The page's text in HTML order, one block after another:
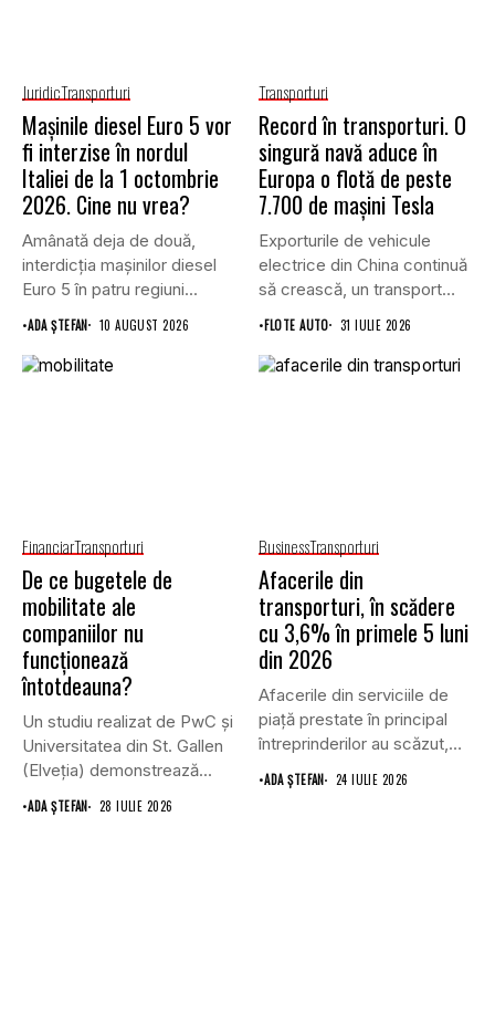
JuridicTransporturi
Mașinile diesel Euro 5 vor
fi interzise în nordul
Italiei de la 1 octombrie
2026. Cine nu vrea?
Amânată deja de două,
interdicția mașinilor diesel
Euro 5 în patru regiuni...
•ADA ȘTEFAN 10 AUGUST 2026
Transporturi
Record în transporturi. O
singură navă aduce în
Europa o flotă de peste
7.700 de mașini Tesla
Exporturile de vehicule
electrice din China continuă
să crească, un transport
record...
•FLOTE AUTO 31 IULIE 2026
FinanciarTransporturi
De ce bugetele de
mobilitate ale
companiilor nu
funcționează
întotdeauna?
Un studiu realizat de PwC și
Universitatea din St. Gallen
(Elveția) demonstrează...
•ADA ȘTEFAN 28 IULIE 2026
BusinessTransporturi
Afacerile din
transporturi, în scădere
cu 3,6% în primele 5 luni
din 2026
Afacerile din serviciile de
piaţă prestate în principal
întreprinderilor au scăzut,
în...
•ADA ȘTEFAN 24 IULIE 2026